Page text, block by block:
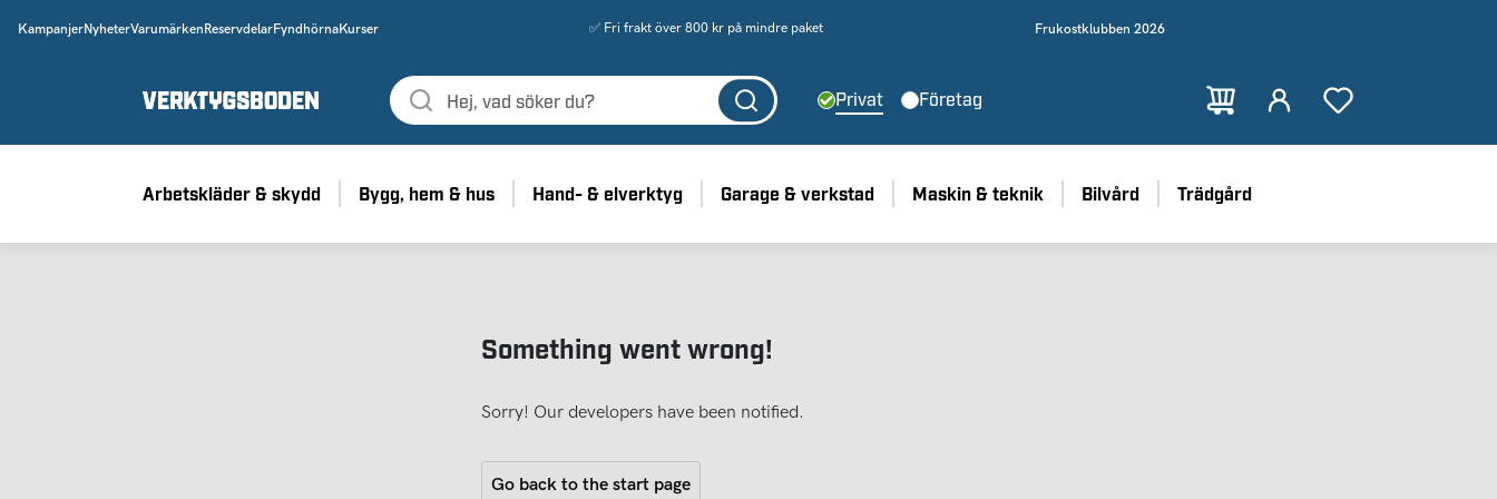
KampanjerNyheterVarumärken ReservdelarFyndhörnaKurser ✅ Fri frakt över 800 kr på mindre paket Frukostklubben 2026
Privat Företag
Arbetskläder & skydd Bygg, hem & hus Hand- & elverktyg Garage & verkstad Maskin & teknik Bilvård Trädgård
Something went wrong!
Sorry! Our developers have been notified.
Go back to the start page